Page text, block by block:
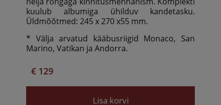
kuulub albumiga ühilduv kandetasku.
Üldmõõtmed: 245 x 270 x55 mm.
* Välja arvatud kääbusriigid Monaco, San
Marino, Vatikan ja Andorra.
€ 129
Lisa korvi